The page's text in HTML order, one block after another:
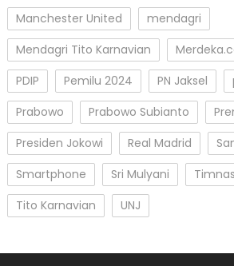
Manchester United
mendagri
Mendagri Tito Karnavian
PDIP
Pemilu 2024 PN Jaksel
Prabowo
Prabowo Subianto
Presiden Jokowi
Real Madrid
Smartphone
Sri Mulyani
Tito Karnavian
UNJ